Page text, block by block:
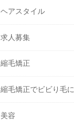
ヘアスタイル
求人募集
縮毛矯正
縮毛矯正でビビり毛に
美容